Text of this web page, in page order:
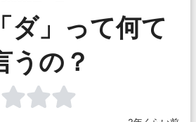
ダ」って何て
うの？